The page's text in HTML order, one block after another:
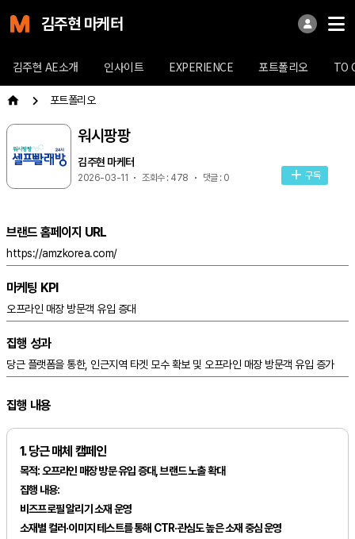
김주현 마케터
김주현 AE소개 인사이트 EXPERIENCE 포트폴리오 TO
포트폴리오
워시팡팡
김주현 마케터
2026-03-11 조회수 : 478 댓글 : 0 구독
브랜드 홈페이지 URL
https://amzkorea.com/
마케팅 KPI
오프라인 매장 방문객 유입 증대
집행 성과
당근 플랫폼을 통한, 인근지역 타겟 모수 확보 및 오프라인 매장 방문객 유입 증가
집행 내용
1. 당근 매체 캠페인
목적:오프라인 매장 방문 유입 증대, 브랜드 노출 확대
집행 내용:
비즈프로필 알리기 소재 운영
소재별 컬러·이미지 테스트를 통해 CTR·관심도 높은 소재 중심 운영